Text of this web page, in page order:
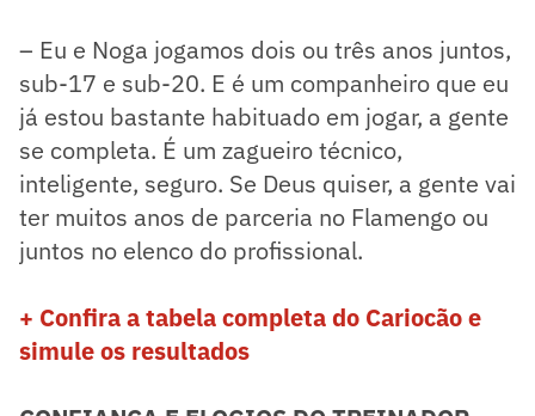
– Eu e Noga jogamos dois ou três anos juntos,
sub-17 e sub-20. E é um companheiro que eu
já estou bastante habituado em jogar, a gente
se completa. É um zagueiro técnico,
inteligente, seguro. Se Deus quiser, a gente vai
ter muitos anos de parceria no Flamengo ou
juntos no elenco do profissional.
+ Confira a tabela completa do Cariocão e
simule os resultados